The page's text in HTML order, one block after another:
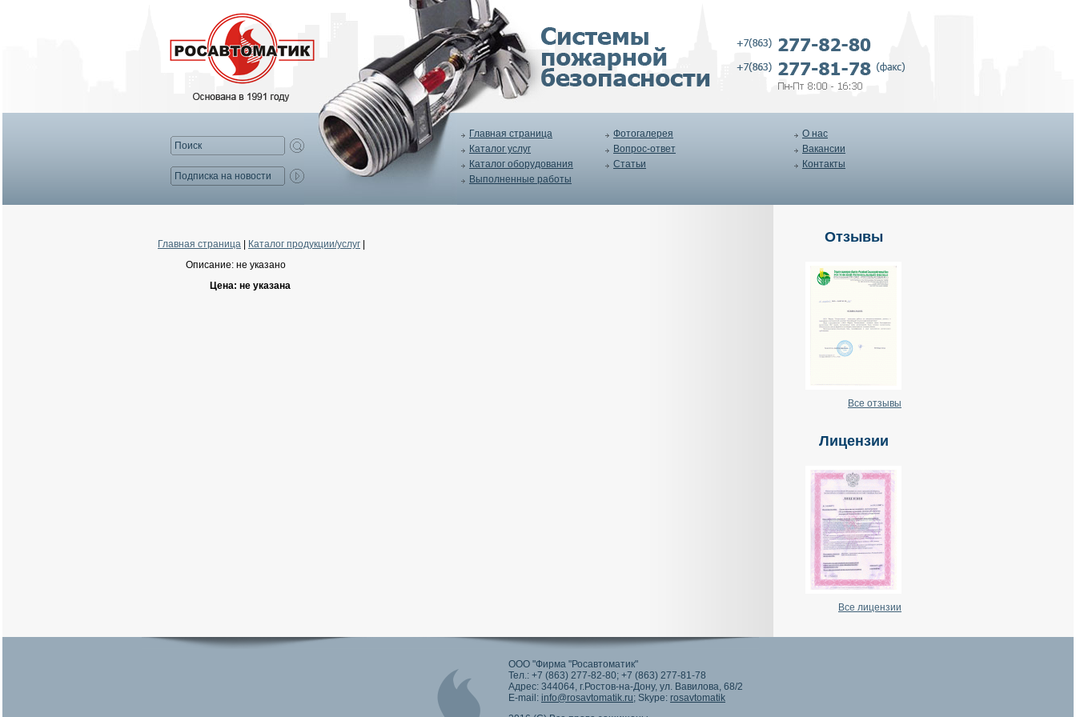
Главная страница
Каталог услуг
Каталог оборудования
Выполненные работы
Фотогалерея
Вопрос-ответ
Статьи
О нас
Вакансии
Контакты
Главная страница Каталог продукции/услуг
Описание: не указано
Цена: не указана
Отзывы
Все отзывы
Лицензии
Все лицензии
ООО "Фирма "Росавтоматик"
Тел.: +7 (863) 277-82-80; +7 (863) 277-81-78
Адрес: 344064, г.Ростов-на-Дону, ул. Вавилова, 68/2
E-mail: info@rosavtomatik.ru; Skype: rosavtomatik